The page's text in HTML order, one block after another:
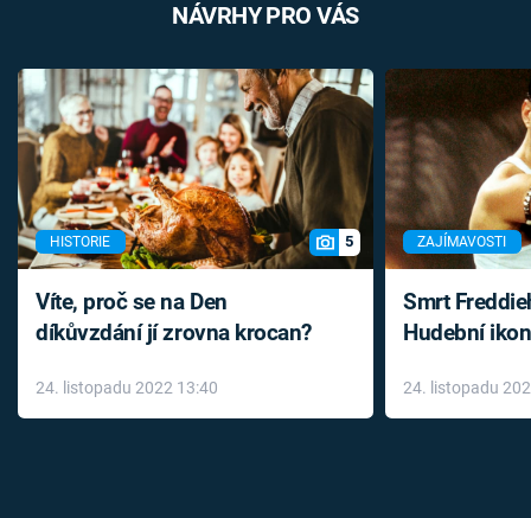
NÁVRHY PRO VÁS
HISTORIE 5
Víte, proč se na Den
díkůvzdání jí zrovna krocan?
24. listopadu 2022 13:40
ZAJÍMAVOSTI
Smrt
Hudební
léky
24. listopadu